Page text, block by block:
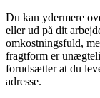
Du kan ydermere
eller ud på dit
omkostningsfuld,
fragtform er
forudsætter at du
adresse.